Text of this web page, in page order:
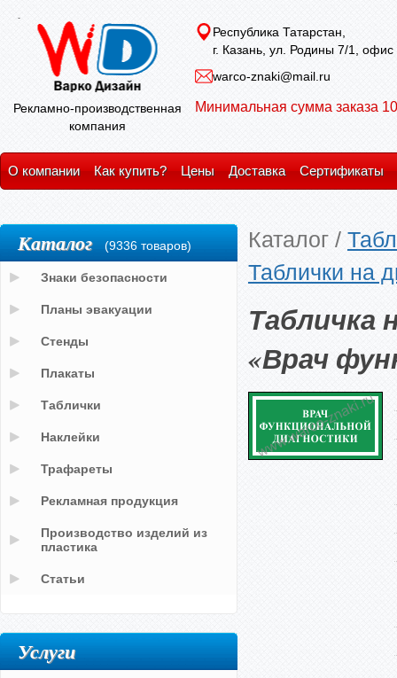
Рекламно-производственная
компания
Республика Татарстан,
г. Казань, ул. Родины 7/1, офис
warco-znaki@mail.ru
Минимальная сумма заказа
О компании Как купить? Цены Доставка Сертификаты
Каталог /
Таблички на
Табличка
«Врач
Каталог (9336 товаров)
Знаки безопасности
Планы эвакуации
Стенды
Плакаты
Таблички
Наклейки
Трафареты
Рекламная продукция
Производство изделий из
пластика
Статьи
Услуги